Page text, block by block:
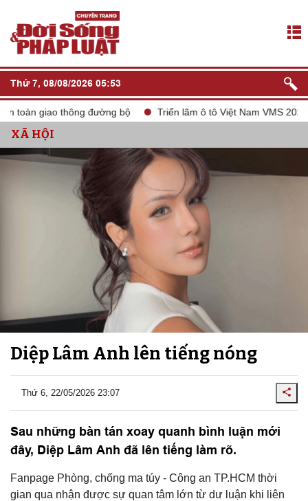
Thứ 7, 08/08/2026 05:53
giao thông đường bộ Triển lãm ô tô Việt Nam VMS 2024
XÃ HỘI
Diệp Lâm Anh lên tiếng nóng
Thứ 6, 22/05/2026 23:07
Sau những bàn tán xoay quanh bình luận mới
đây, Diệp Lâm Anh đã lên tiếng làm rõ.
Fanpage Phòng, chống ma túy - Công an TP.HCM thời
gian qua nhận được sự quan tâm lớn từ dư luận khi liên